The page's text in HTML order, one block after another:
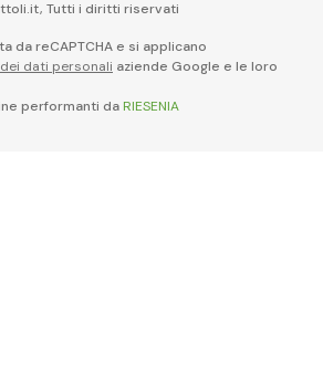
Tutti i diritti riservati
da reCAPTCHA e si applicano
dati personali aziende Google e le loro
performanti da RIESENIA